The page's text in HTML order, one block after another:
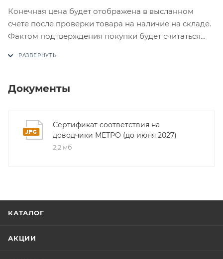
Конечная цена будет отображена в высланном
счете после проверки товара на наличие на складе.
Фактом подтверждения покупки будет считаться
Документы
Сертификат соответствия на
доводчики МЕТРО (до июня 2027)
2,2 мб
КАТАЛОГ
АКЦИИ